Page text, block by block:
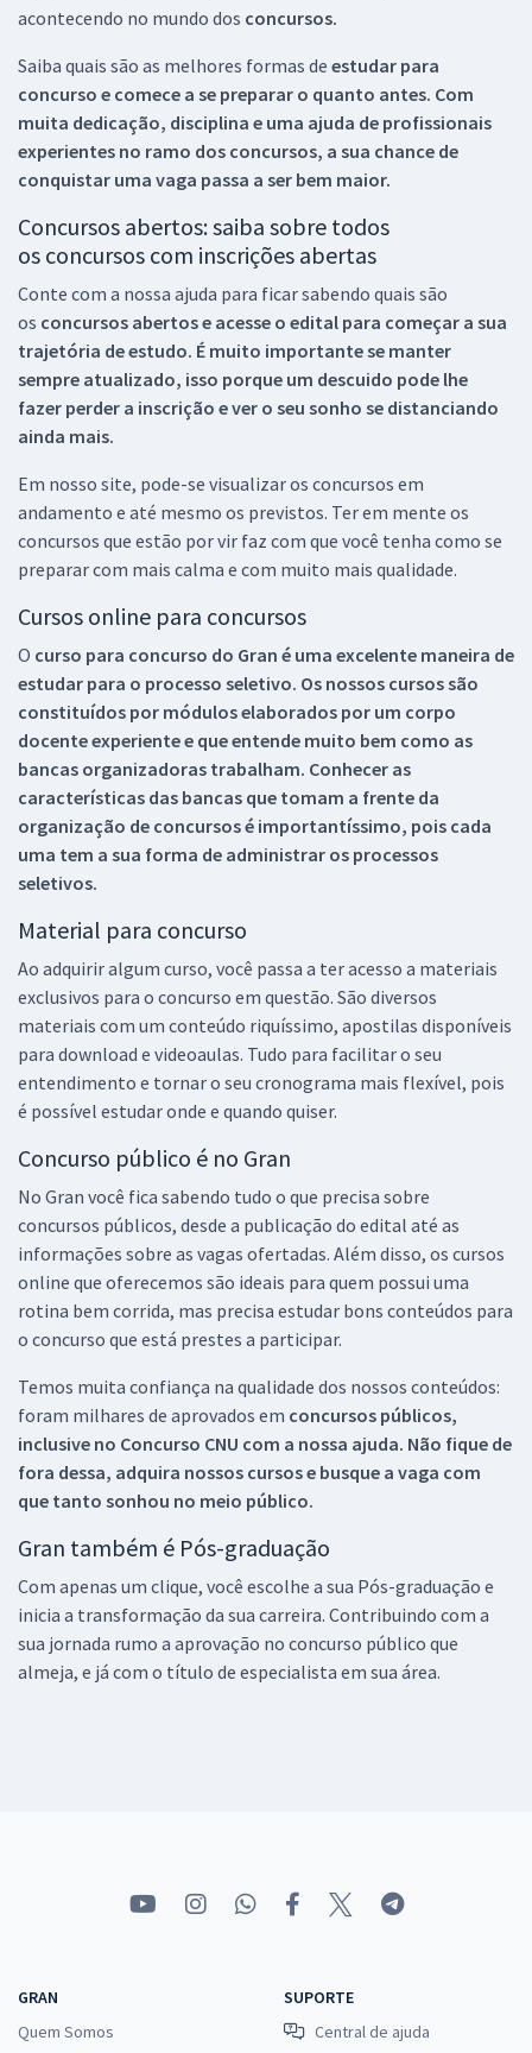
acontecendo no mundo dos concursos.
Saiba quais são as melhores formas de estudar para
concurso e comece a se preparar o quanto antes. Com
muita dedicação, disciplina e uma ajuda de profissionais
experientes no ramo dos concursos, a sua chance de
conquistar uma vaga passa a ser bem maior.
Concursos abertos: saiba sobre todos
os concursos com inscrições abertas
Conte com a nossa ajuda para ficar sabendo quais são
os concursos abertos e acesse o edital para começar a sua
trajetória de estudo. É muito importante se manter
sempre atualizado, isso porque um descuido pode lhe
fazer perder a inscrição e ver o seu sonho se distanciando
ainda mais.
Em nosso site, pode-se visualizar os concursos em
andamento e até mesmo os previstos. Ter em mente os
concursos que estão por vir faz com que você tenha como se
preparar com mais calma e com muito mais qualidade.
Cursos online para concursos
O curso para concurso do Gran é uma excelente maneira de
estudar para o processo seletivo. Os nossos cursos são
constituídos por módulos elaborados por um corpo
docente experiente e que entende muito bem como as
bancas organizadoras trabalham. Conhecer as
características das bancas que tomam a frente da
organização de concursos é importantíssimo, pois cada
uma tem a sua forma de administrar os processos
seletivos.
Material para concurso
Ao adquirir algum curso, você passa a ter acesso a materiais
exclusivos para o concurso em questão. São diversos
materiais com um conteúdo riquíssimo, apostilas disponíveis
para download e videoaulas. Tudo para facilitar o seu
entendimento e tornar o seu cronograma mais flexível, pois
é possível estudar onde e quando quiser.
Concurso público é no Gran
No Gran você fica sabendo tudo o que precisa sobre
concursos públicos, desde a publicação do edital até as
informações sobre as vagas ofertadas. Além disso, os cursos
online que oferecemos são ideais para quem possui uma
rotina bem corrida, mas precisa estudar bons conteúdos para
o concurso que está prestes a participar.
Temos muita confiança na qualidade dos nossos conteúdos:
foram milhares de aprovados em concursos públicos,
inclusive no Concurso CNU com a nossa ajuda. Não fique de
fora dessa, adquira nossos cursos e busque a vaga com
que tanto sonhou no meio público.
Gran também é Pós-graduação
Com apenas um clique, você escolhe a sua Pós-graduação e
inicia a transformação da sua carreira. Contribuindo com a
sua jornada rumo a aprovação no concurso público que
almeja, e já com o título de especialista em sua área.
GRAN
Quem Somos
SUPORTE
Central de ajuda